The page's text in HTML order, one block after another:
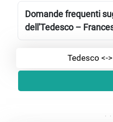
Domande frequenti
dell'Tedesco –
Tedesco <-